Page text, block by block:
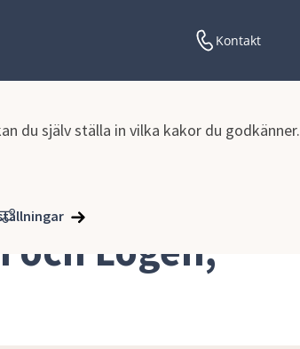
du själv ställa in vilka kakor du godkänner.
Kontakt
och Logen,